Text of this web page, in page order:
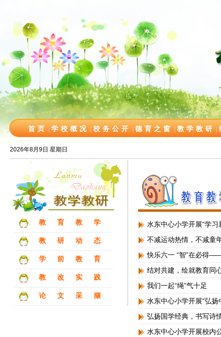
首页 学校概况 校务公开 德育之窗 教学教研
2026年8月9日 星期日
教育教学
教研动态
学前教育
教改实践
论文采撷
水东中心小学开展“学
不减运动热情，不减童
快乐六一 “智”在必得
结对共建，绘就教育同
我们一起“绳”气十足
水东中心小学开展“弘
弘扬国学经典，书写诗
水东中心小学开展校内